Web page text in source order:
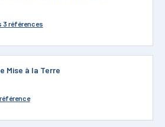
3 références
Mise à la Terre